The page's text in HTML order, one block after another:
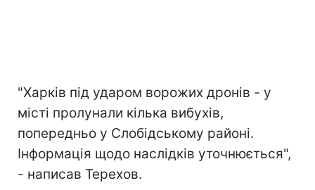
"Харків під ударом ворожих дронів - у
місті пролунали кілька вибухів,
попередньо у Слобідському районі.
Інформація щодо наслідків уточнюється",
- написав Терехов.